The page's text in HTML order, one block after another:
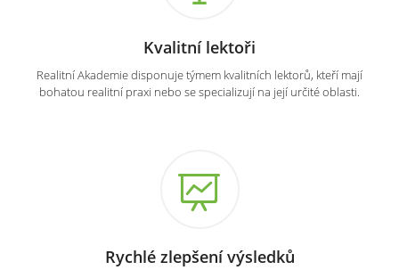
Kvalitní lektoři
Realitní Akademie disponuje týmem kvalitních lektorů, kteří mají
bohatou realitní praxi nebo se specializují na její určité oblasti.
Rychlé zlepšení výsledků